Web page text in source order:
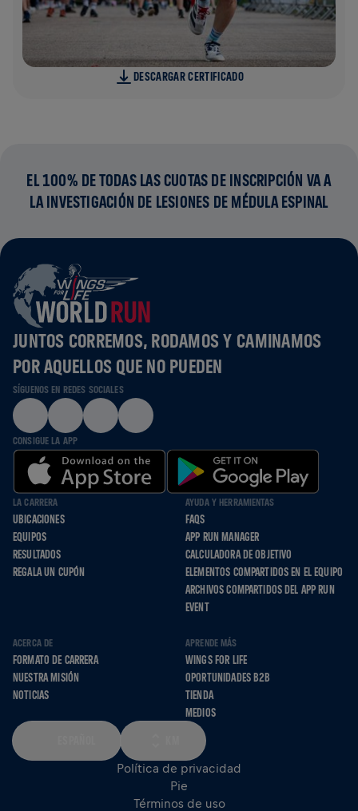
DESCARGAR CERTIFICADO
EL 100% DE TODAS LAS CUOTAS DE INSCRIPCIÓN VA A
LA INVESTIGACIÓN DE LESIONES DE MÉDULA ESPINAL
JUNTOS CORREMOS, RODAMOS Y CAMINAMOS
POR AQUELLOS QUE NO PUEDEN
SÍGUENOS EN REDES SOCIALES
CONSIGUE LA APP
LA CARRERA
UBICACIONES
EQUIPOS
RESULTADOS
REGALA UN CUPÓN
AYUDA Y HERRAMIENTAS
FAQS
APP RUN MANAGER
CALCULADORA DE OBJETIVO
ELEMENTOS COMPARTIDOS EN EL EQUIPO
ARCHIVOS COMPARTIDOS DEL APP RUN
EVENT
ACERCA DE
FORMATO DE CARRERA
NUESTRA MISIÓN
NOTICIAS
APRENDE MÁS
WINGS FOR LIFE
OPORTUNIDADES B2B
TIENDA
MEDIOS
Política de privacidad
Pie
Términos de uso